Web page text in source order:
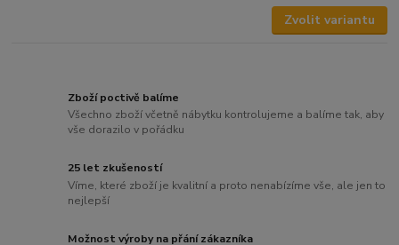
Zvolit variantu
Zboží poctivě balíme
Všechno zboží včetně nábytku kontrolujeme a balíme tak, aby
vše dorazilo v pořádku
25 let zkušeností
Víme, které zboží je kvalitní a proto nenabízíme vše, ale jen to
nejlepší
Možnost výroby na přání zákazníka